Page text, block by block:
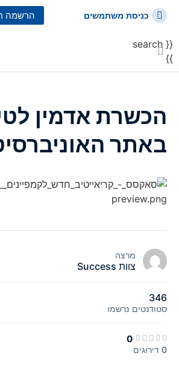
כניסת משתמשים הרשמה
{{ search
}}
הכשרת אדמין
באתר
מרצה
צוות Success
346
סטודנטים נרשמו
0
0 דירוגים